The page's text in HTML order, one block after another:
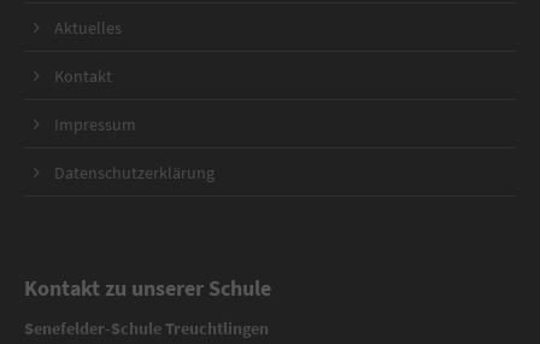
Aktuelles
Kontakt
Impressum
Datenschutzerklärung
Kontakt zu unserer Schule
Senefelder-Schule Treuchtlingen